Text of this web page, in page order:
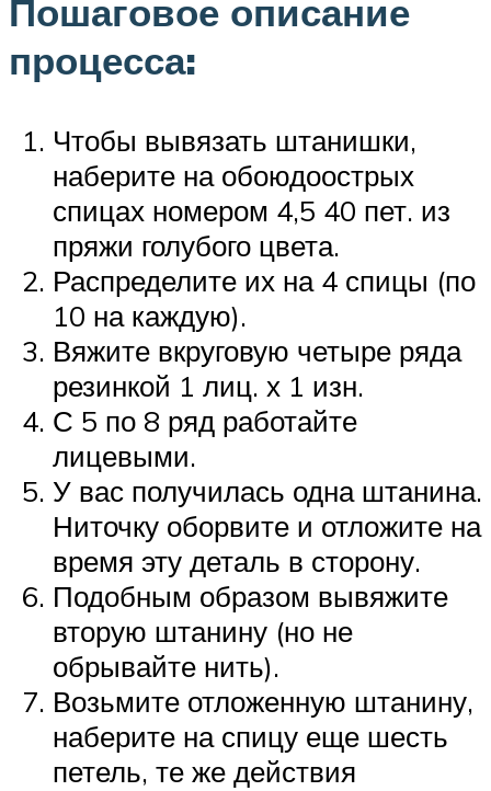
Пошаговое описание
процесса:
Чтобы вывязать штанишки,
наберите на обоюдоострых
спицах номером 4,5 40 пет. из
пряжи голубого цвета.
Распределите их на 4 спицы (по
10 на каждую).
Вяжите вкруговую четыре ряда
резинкой 1 лиц. х 1 изн.
С 5 по 8 ряд работайте
лицевыми.
У вас получилась одна штанина.
Ниточку оборвите и отложите на
время эту деталь в сторону.
Подобным образом вывяжите
вторую штанину (но не
обрывайте нить).
Возьмите отложенную штанину,
наберите на спицу еще шесть
петель, те же действия